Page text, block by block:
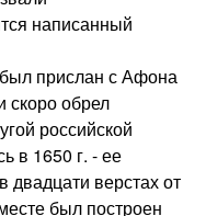
написанный
прислан с Афона
скоро обрел
российской
в 1650 г. - ее
верстах от
был построен